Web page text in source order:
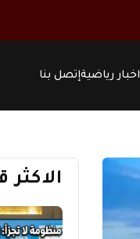
اخبار رياضيةإتصل بنا
الاكثر